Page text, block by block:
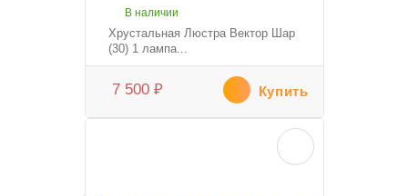
В наличии
Хрустальная Люстра Вектор Шар
(30) 1 лампа...
7 500 ₽ Купить